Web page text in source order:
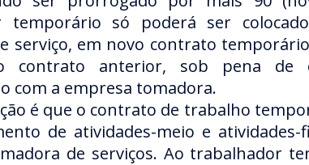
temporário só poderá ser
serviço, em novo contrato
contrato anterior, sob pena de
com a empresa tomadora.
é que o contrato de trabalho
de atividades-meio e
de serviços. Ao trabalhador